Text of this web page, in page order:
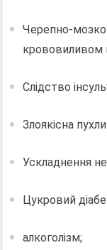
Черепно-
крововиливом
Слідство
Злоякісна
Ускладнення
Цукровий
алкоголізм;